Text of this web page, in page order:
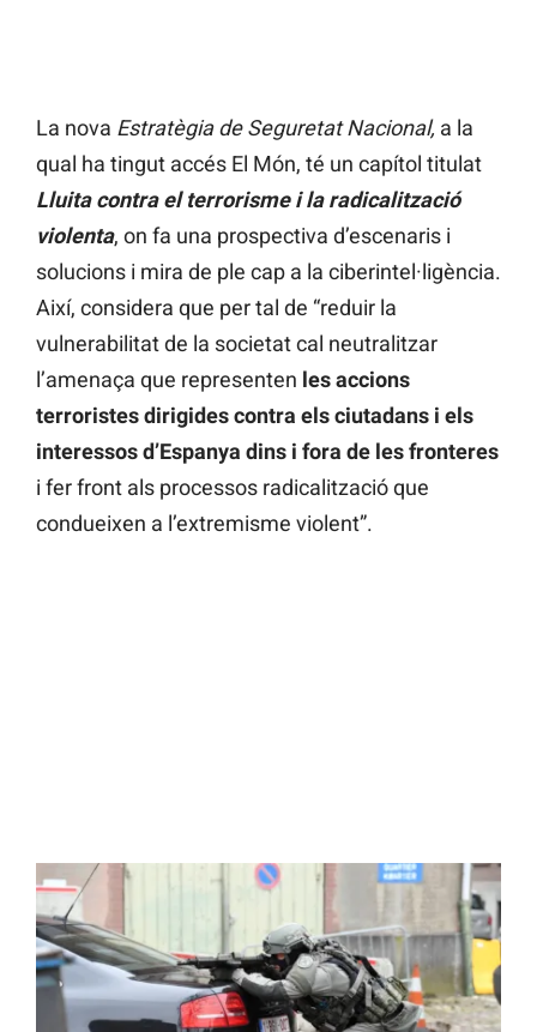
La nova Estratègia de Seguretat Nacional, a la
qual ha tingut accés El Món, té un capítol titulat
Lluita contra el terrorisme i la radicalització
violenta, on fa una prospectiva d’escenaris i
solucions i mira de ple cap a la ciberintel·ligència.
Així, considera que per tal de “reduir la
vulnerabilitat de la societat cal neutralitzar
l’amenaça que representen les accions
terroristes dirigides contra els ciutadans i els
interessos d’Espanya dins i fora de les fronteres
i fer front als processos radicalització que
condueixen a l’extremisme violent”.